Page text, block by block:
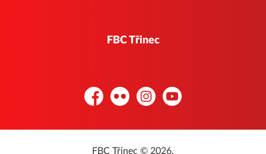
FBC Třinec
FacebookFlickr InstagramYouTube
FBC Třinec © 2026.